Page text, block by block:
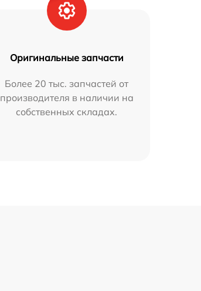
Оригинальные запчасти
Более 20 тыс. запчастей от
производителя в наличии на
собственных складах.